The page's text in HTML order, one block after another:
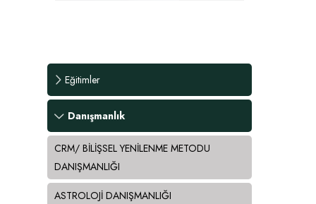
Eğitimler
Danışmanlık
CRM/ BİLİŞSEL YENİLENME METODU
DANIŞMANLIĞI
ASTROLOJİ DANIŞMANLIĞI